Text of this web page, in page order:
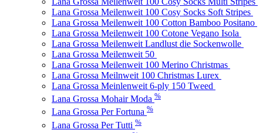
Lana Grossa Meilenweit 100 Cosy Socks Soft Stripes
Lana Grossa Meilenweit 100 Cotton Bamboo Positano
Lana Grossa Meilenweit 100 Cotone Vegano Isola
Lana Grossa Meilenweit Landlust die Sockenwolle
Lana Grossa Meilenweit 50
Lana Grossa Meilenweit 100 Merino Christmas
Lana Grossa Meilnweit 100 Christmas Lurex
Lana Grossa Meinlenweit 6-ply 150 Tweed
Lana Grossa Mohair Moda %
Lana Grossa Per Fortuna %
Lana Grossa Per Tutti %